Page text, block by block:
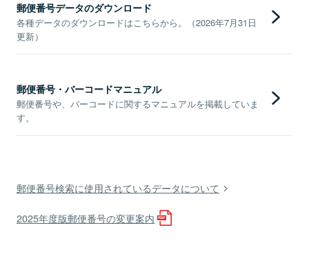
郵便番号データのダウンロード
各種データのダウンロードはこちらから。（2026年7月31日
更新）
郵便番号・バーコードマニュアル
郵便番号や、バーコードに関するマニュアルを掲載していま
す。
郵便番号検索に使用されているデータについて
2025年度版郵便番号の変更案内